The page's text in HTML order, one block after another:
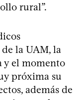
rural”.
la UAM, la
y el momento
próxima su
además de